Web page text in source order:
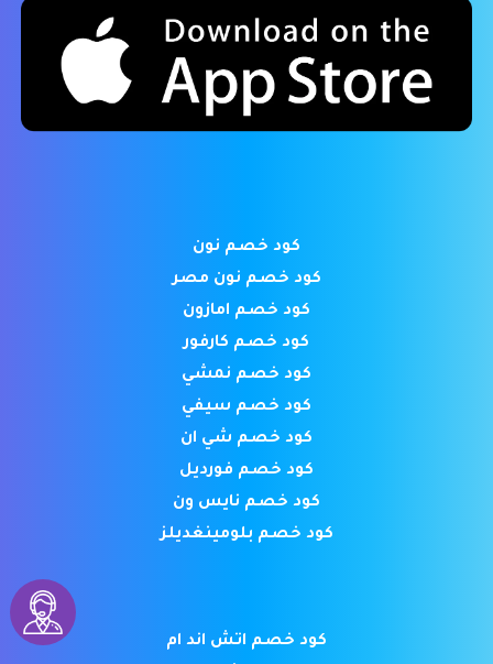
كود خصم نون
كود خصم نون مصر
كود خصم امازون
كود خصم كارفور
كود خصم نمشي
كود خصم سيفي
كود خصم شي ان
كود خصم فورديل
كود خصم نايس ون
كود خصم بلومينغديلز
كود خصم اتش اند ام